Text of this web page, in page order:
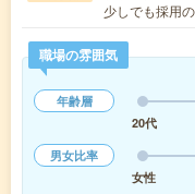
少しでも採用
職場の雰囲気
年齢層
20代
男女比率
女性